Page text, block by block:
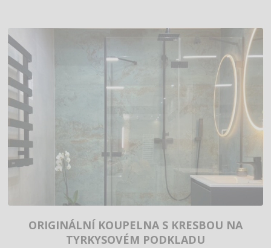
ORIGINÁLNÍ KOUPELNA S KRESBOU NA
TYRKYSOVÉM PODKLADU